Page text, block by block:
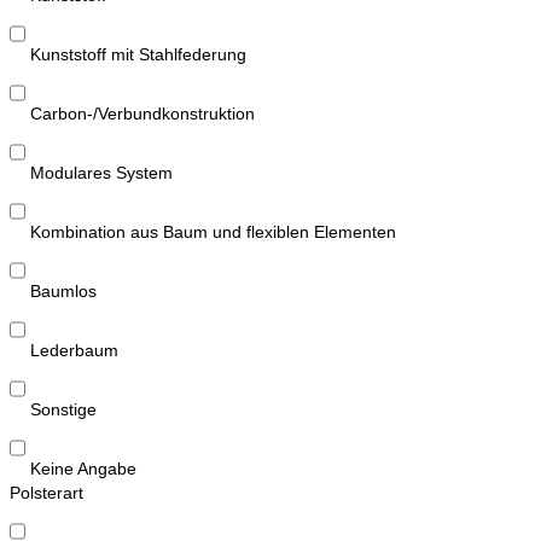
Kunststoff mit Stahlfederung
Carbon-/Verbundkonstruktion
Modulares System
Kombination aus Baum und flexiblen Elementen
Baumlos
Lederbaum
Sonstige
Keine Angabe
Polsterart